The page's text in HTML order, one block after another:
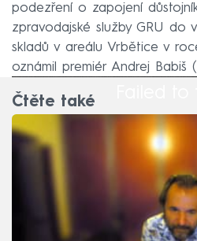
podezření o zapojení
zpravodajské služby GRU do
skladů v areálu Vrbětice v
oznámil premiér Andrej Babiš
Čtěte také